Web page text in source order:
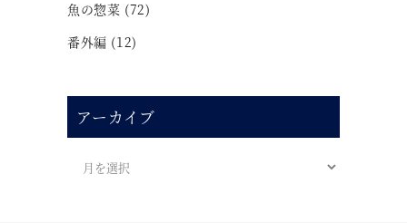
魚の惣菜 (72)
番外編 (12)
アーカイブ